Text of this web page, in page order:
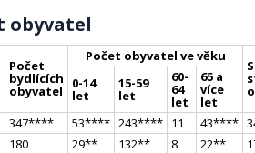
obyvatel
Počet
bydlících
obyvatel
Počet obyvatel ve věku
0-14
let
15-59
let
60-
64
let
65 a
více
let
347**** 53**** 243**** 11 43****
180 29** 132** 8 22**